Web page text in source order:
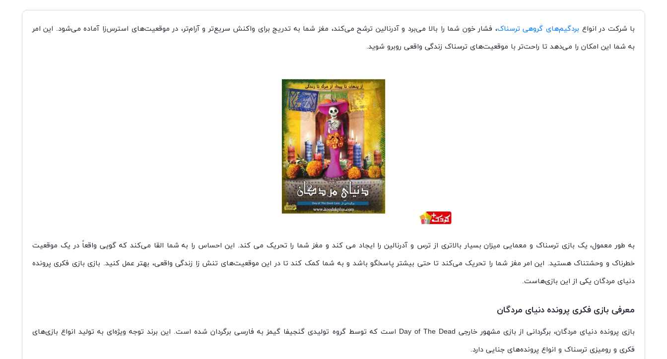
با شرکت در انواع بردگیم‌های گروهی ترسناک، فشار خون شما را بالا می‌برد و آدرنالین ترشح می‌کند، مغز شما به تدریج برای واکنش سریع‌تر و آرام‌تر، در موقعیت‌های استرس‌زا آماده می‌شود. این امر
به شما این امکان را می‌دهد تا راحت‌تر با موقعیت‌های ترسناک زندگی واقعی روبرو شوید.
به طور معمول، یک بازی ترسناک و معمایی میزان بسیار بالاتری از ترس و آدرنالین را ایجاد می کند و مغز شما را تحریک می کند. این احساس را به شما القا می‌کند که گویی واقعاً در یک موقعیت
خطرناک و وحشتناک هستید. این امر مغز شما را تحریک می‌کند تا حتی بیشتر پاسخگو باشد و به شما کمک کند تا در این موقعیت‌های تنش زا زندگی واقعی، بهتر عمل کنید. بازی بازی فکری پرونده
دنیای مردگان یکی از این بازی‌هاست.
معرفی بازی فکری پرونده دنیای مردگان
بازی پرونده دنیای مردگان، برگردانی از بازی مشهور خارجی Day of The Dead است که توسط گروه تولیدی گنجیفا گیمز به فارسی برگردان شده است. این برند توجه ویژه‌ای به تولید انواع بازی‌های
فکری و رومیزی ترسناک و انواع پرونده‌های جنایی دارد.